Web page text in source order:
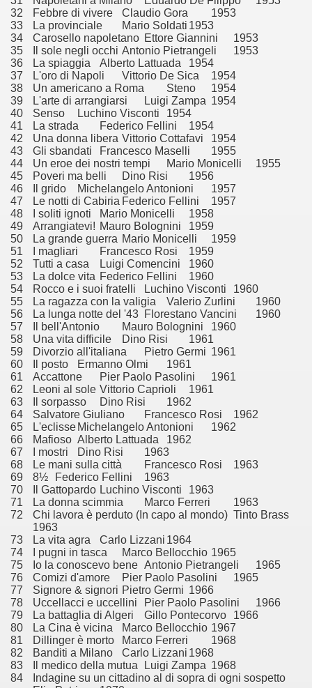
32
Febbre di vivere Claudio Gora
1953
33
La provinciale Mario Soldati 1953
34
Carosello napoletano Ettore Giannini
1953
35
Il sole negli occhi Antonio Pietrangeli
1953
36
La spiaggia Alberto Lattuada
1954
37
L'oro di Napoli Vittorio De Sica
1954
38
Un americano a Roma Steno
1954
39
L'arte di arrangiarsi Luigi Zampa 1954
40
Senso Luchino Visconti
1954
41
La strada Federico Fellini
1954
42
Una donna libera Vittorio Cottafavi
1954
43
Gli sbandati Francesco Maselli
1955
44
Un eroe dei nostri tempi Mario Monicelli
1955
45
Poveri ma belli Dino Risi
1956
46
Il grido Michelangelo Antonioni
1957
47
Le notti di Cabiria Federico Fellini
1957
48
I soliti ignoti Mario Monicelli
1958
49
Arrangiatevi! Mauro Bolognini
1959
50
La grande guerra Mario Monicelli
1959
51
I magliari Francesco Rosi
1959
52
Tutti a casa Luigi Comencini
1960
53
La dolce vita Federico Fellini
1960
54
Rocco e i suoi fratelli Luchino Visconti
1960
55
La ragazza con la valigia Valerio Zurlini
1960
56
La lunga notte del '43 Florestano Vancini
1960
57
Il bell'Antonio Mauro Bolognini
1960
58
Una vita difficile Dino Risi
1961
59
Divorzio all'italiana Pietro Germi 1961
60
Il posto Ermanno Olmi
1961
61
Accattone Pier Paolo Pasolini
1961
62
Leoni al sole Vittorio Caprioli
1961
63
Il sorpasso Dino Risi
1962
64
Salvatore Giuliano Francesco Rosi
1962
65
L'eclisse Michelangelo Antonioni
1962
66
Mafioso Alberto Lattuada
1962
67
I mostri Dino Risi
1963
68
Le mani sulla città Francesco Rosi
1963
69
8½ Federico Fellini
1963
70
Il Gattopardo Luchino Visconti
1963
71
La donna scimmia Marco Ferreri
1963
72
Chi lavora è perduto (In capo al mondo) Tinto Brass
1963
73
La vita agra Carlo Lizzani 1964
74
I pugni in tasca Marco Bellocchio 1965
75
Io la conoscevo bene Antonio Pietrangeli
1965
76
Comizi d'amore Pier Paolo Pasolini
1965
77
Signore & signori Pietro Germi 1966
78
Uccellacci e uccellini Pier Paolo Pasolini
1966
79
La battaglia di Algeri Gillo Pontecorvo
1966
80
La Cina è vicina Marco Bellocchio 1967
81
Dillinger è morto Marco Ferreri
1968
82
Banditi a Milano Carlo Lizzani 1968
83
Il medico della mutua Luigi Zampa 1968
84
Indagine su un cittadino al di sopra di ogni sospetto
Se Ti Piacciono nel mese di Luglio 2013.
e suspense a cui fa da sfondo il retroscena della
e suspense a cui fa da sfondo il retroscena della
Se Ti Piacciono nel mese di Settembre 2013.
Se Ti Piacciono nel mese di Dicembre 2013.
Scorsese
mondo migliore.
David Lynch
classico
un esempio di film noir moderno
troppo parziale.
è riuscito a tenere alto il proprio nome, è anche
nella storia del cinema